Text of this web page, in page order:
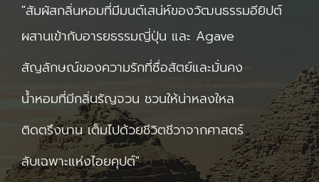
"สัมผัสกลิ่นหอมที่มีมนต์เสน่ห์ของวัฒนธรรมอียิปต์
ผสานเข้ากับอารยธรรมญี่ปุ่น และ Agave
สัญลักษณ์ของความรักที่ซื่อสัตย์และมั่นคง
น้ำหอมที่มีกลิ่นรัญจวน ชวนให้น่าหลงใหล
ติดตรึงนาน เต็มไปด้วยชีวิตชีวาจากศาสตร์
ลับเฉพาะแห่งไอยคุปต์"